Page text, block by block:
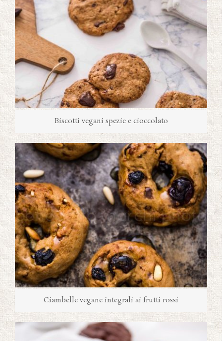
Biscotti vegani spezie e cioccolato
Ciambelle vegane integrali ai frutti rossi